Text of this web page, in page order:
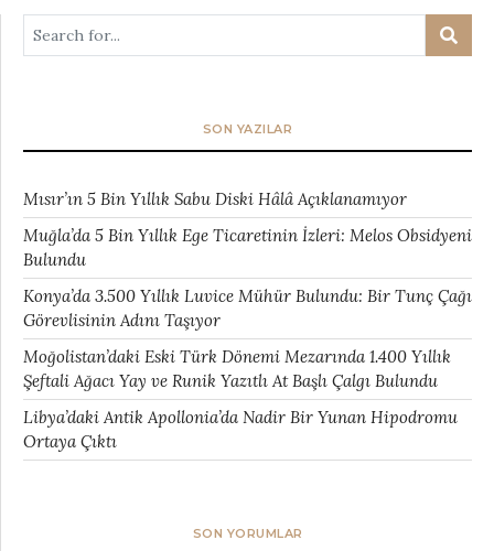
SON YAZILAR
Mısır’ın 5 Bin Yıllık Sabu Diski Hâlâ Açıklanamıyor
Muğla’da 5 Bin Yıllık Ege Ticaretinin İzleri: Melos Obsidyeni
Bulundu
Konya’da 3.500 Yıllık Luvice Mühür Bulundu: Bir Tunç Çağı
Görevlisinin Adını Taşıyor
Moğolistan’daki Eski Türk Dönemi Mezarında 1.400 Yıllık
Şeftali Ağacı Yay ve Runik Yazıtlı At Başlı Çalgı Bulundu
Libya’daki Antik Apollonia’da Nadir Bir Yunan Hipodromu
Ortaya Çıktı
SON YORUMLAR